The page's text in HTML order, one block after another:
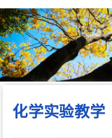
化学实验教学